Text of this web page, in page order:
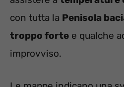
con tutta la Penisola
troppo forte e qualche
improvviso.